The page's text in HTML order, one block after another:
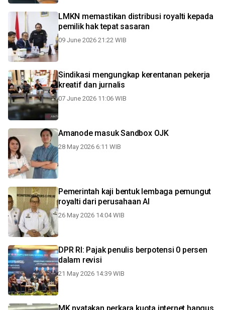
LMKN memastikan distribusi royalti kepada
pemilik hak tepat sasaran
09 June 2026 21:22 WIB
Sindikasi mengungkap kerentanan pekerja
kreatif dan jurnalis
07 June 2026 11:06 WIB
Amanode masuk Sandbox OJK
28 May 2026 6:11 WIB
Pemerintah kaji bentuk lembaga pemungut
royalti dari perusahaan AI
26 May 2026 14:04 WIB
DPR RI: Pajak penulis berpotensi 0 persen
dalam revisi
21 May 2026 14:39 WIB